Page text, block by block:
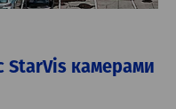
StarVis камерами